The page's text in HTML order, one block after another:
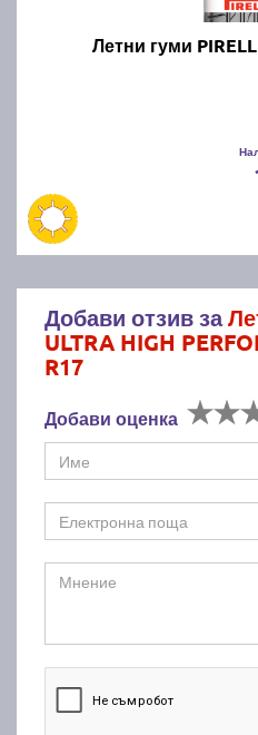
Летни гуми
Добави отзив за
ULTRA HIGH
R17
Добави оценка